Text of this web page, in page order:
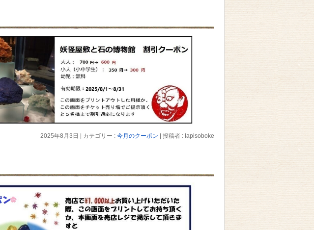
2025年8月3日 カテゴリー : 今月のクーポン 投稿者 : lapisoboke